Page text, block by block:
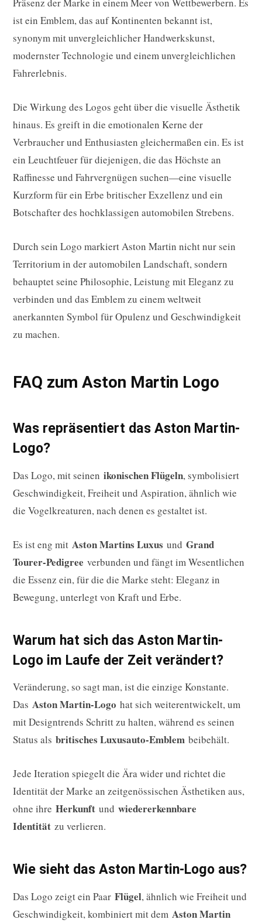
ist ein Emblem, das auf Kontinenten bekannt ist,
synonym mit unvergleichlicher Handwerkskunst,
modernster Technologie und einem unvergleichlichen
Fahrerlebnis.
Die Wirkung des Logos geht über die visuelle Ästhetik
hinaus. Es greift in die emotionalen Kerne der
Verbraucher und Enthusiasten gleichermaßen ein. Es ist
ein Leuchtfeuer für diejenigen, die das Höchste an
Raffinesse und Fahrvergnügen suchen—eine visuelle
Kurzform für ein Erbe britischer Exzellenz und ein
Botschafter des hochklassigen automobilen Strebens.
Durch sein Logo markiert Aston Martin nicht nur sein
Territorium in der automobilen Landschaft, sondern
behauptet seine Philosophie, Leistung mit Eleganz zu
verbinden und das Emblem zu einem weltweit
anerkannten Symbol für Opulenz und Geschwindigkeit
zu machen.
FAQ zum Aston Martin Logo
Was repräsentiert das Aston Martin-
Logo?
Das Logo, mit seinen ikonischen Flügeln, symbolisiert
Geschwindigkeit, Freiheit und Aspiration, ähnlich wie
die Vogelkreaturen, nach denen es gestaltet ist.
Es ist eng mit Aston Martins Luxus und Grand
Tourer-Pedigree verbunden und fängt im Wesentlichen
die Essenz ein, für die die Marke steht: Eleganz in
Bewegung, unterlegt von Kraft und Erbe.
Warum hat sich das Aston Martin-
Logo im Laufe der Zeit verändert?
Veränderung, so sagt man, ist die einzige Konstante.
Das Aston Martin-Logo hat sich weiterentwickelt, um
mit Designtrends Schritt zu halten, während es seinen
Status als britisches Luxusauto-Emblem beibehält.
Jede Iteration spiegelt die Ära wider und richtet die
Identität der Marke an zeitgenössischen Ästhetiken aus,
ohne ihre Herkunft und wiedererkennbare
Identität zu verlieren.
Wie sieht das Aston Martin-Logo aus?
Das Logo zeigt ein Paar Flügel, ähnlich wie Freiheit und
Geschwindigkeit, kombiniert mit dem Aston Martin